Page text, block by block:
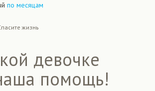
по месяцам
жизнь
девочке
помощь!